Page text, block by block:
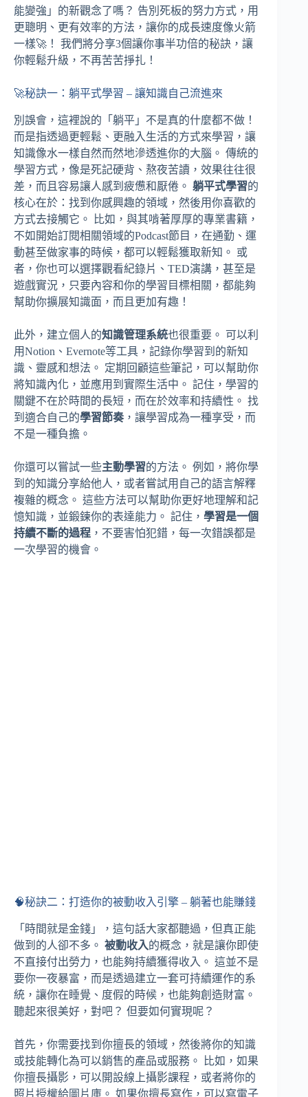
能變強」的新觀念了嗎？ 告別死板的努力方式，用
更聰明、更有效率的方法，讓你的成長速度像火箭
一樣🚀！ 我們將分享3個讓你事半功倍的秘訣，讓
你輕鬆升級，不再苦苦掙扎！
🚀秘訣一：躺平式學習 – 讓知識自己流進來
別誤會，這裡說的「躺平」不是真的什麼都不做！
而是指透過更輕鬆、更融入生活的方式來學習，讓
知識像水一樣自然而然地滲透進你的大腦。 傳統的
學習方式，像是死記硬背、熬夜苦讀，效果往往很
差，而且容易讓人感到疲憊和厭倦。 躺平式學習的
核心在於：找到你感興趣的領域，然後用你喜歡的
方式去接觸它。 比如，與其啃著厚厚的專業書籍，
不如開始訂閱相關領域的Podcast節目，在通勤、運
動甚至做家事的時候，都可以輕鬆獲取新知。 或
者，你也可以選擇觀看紀錄片、TED演講，甚至是
遊戲實況，只要內容和你的學習目標相關，都能夠
幫助你擴展知識面，而且更加有趣！
此外，建立個人的知識管理系統也很重要。 可以利
用Notion、Evernote等工具，記錄你學習到的新知
識、靈感和想法。 定期回顧這些筆記，可以幫助你
將知識內化，並應用到實際生活中。 記住，學習的
關鍵不在於時間的長短，而在於效率和持續性。 找
到適合自己的學習節奏 ，讓學習成為一種享受，而
不是一種負擔。
你還可以嘗試一些主動學習的方法。 例如，將你學
到的知識分享給他人，或者嘗試用自己的語言解釋
複雜的概念。 這些方法可以幫助你更好地理解和記
憶知識，並鍛鍊你的表達能力。 記住， 學習是一個
持續不斷的過程 ，不要害怕犯錯，每一次錯誤都是
一次學習的機會。
🧠秘訣二：打造你的被動收入引擎 – 躺著也能賺錢
「時間就是金錢」，這句話大家都聽過，但真正能
做到的人卻不多。 被動收入的概念，就是讓你即使
不直接付出勞力，也能夠持續獲得收入。 這並不是
要你一夜暴富，而是透過建立一套可持續運作的系
統，讓你在睡覺、度假的時候，也能夠創造財富。
聽起來很美好，對吧？ 但要如何實現呢？
首先，你需要找到你擅長的領域，然後將你的知識
或技能轉化為可以銷售的產品或服務。 比如，如果
你擅長攝影，可以開設線上攝影課程，或者將你的
照片授權給圖片庫。 如果你擅長寫作，可以寫電子